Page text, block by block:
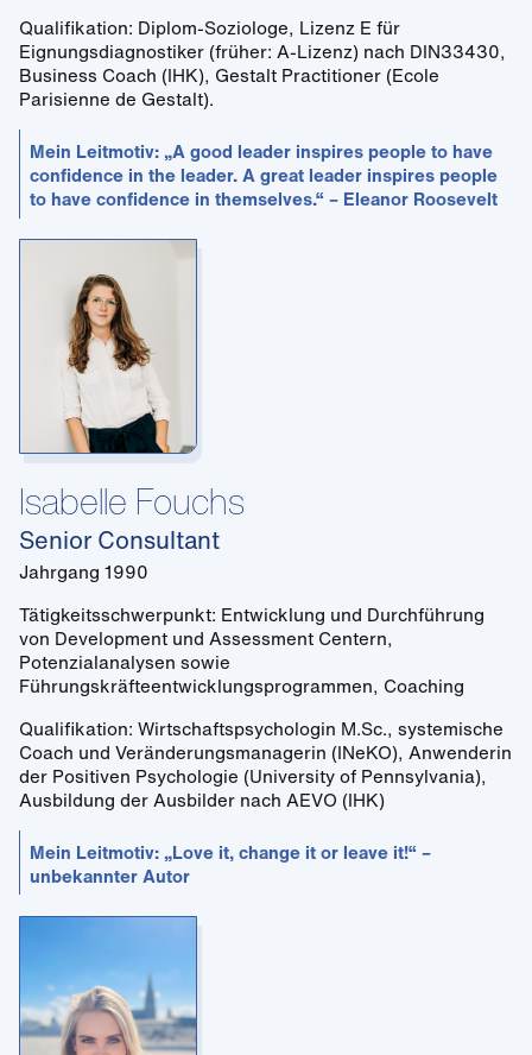
Qualifikation: Diplom-Soziologe, Lizenz E für
Eignungsdiagnostiker (früher: A-Lizenz) nach DIN33430,
Business Coach (IHK), Gestalt Practitioner (Ecole
Parisienne de Gestalt).
Mein Leitmotiv: „A good leader inspires people to have
confidence in the leader. A great leader inspires people
to have confidence in themselves.“ – Eleanor Roosevelt
Isabelle Fouchs
Senior Consultant
Jahrgang 1990
Tätigkeitsschwerpunkt: Entwicklung und Durchführung
von Development und Assessment Centern,
Potenzialanalysen sowie
Führungskräfteentwicklungsprogrammen, Coaching
Qualifikation: Wirtschaftspsychologin M.Sc., systemische
Coach und Veränderungsmanagerin (INeKO), Anwenderin
der Positiven Psychologie (University of Pennsylvania),
Ausbildung der Ausbilder nach AEVO (IHK)
Mein Leitmotiv: „Love it, change it or leave it!“ –
unbekannter Autor